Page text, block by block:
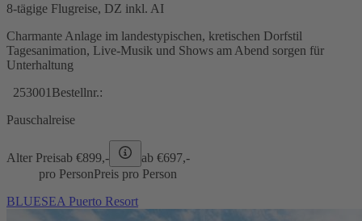
8-tägige Flugreise, DZ inkl. AI
Charmante Anlage im landestypischen, kretischen Dorfstil
Tagesanimation, Live-Musik und Shows am Abend sorgen für
Unterhaltung
253001 Bestellnr.:
Pauschalreise
Alter Preisab €899,- ab €697,-
pro PersonPreis pro Person
BLUESEA Puerto Resort